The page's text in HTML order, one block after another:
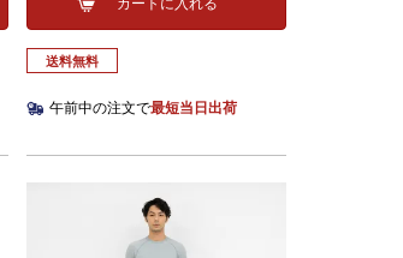
送料無料
午前中の注文で最短当日出荷